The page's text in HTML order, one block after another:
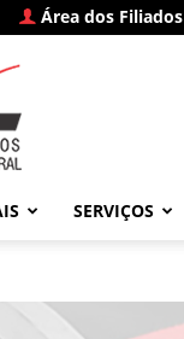
Área dos Filiados
SERVIÇOS